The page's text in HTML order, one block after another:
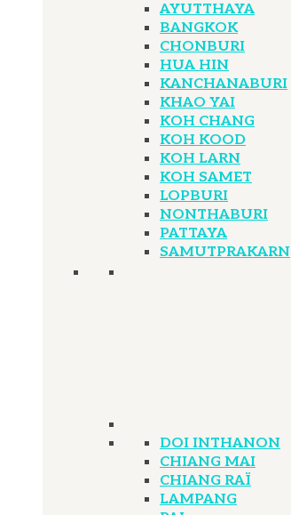
AYUTTHAYA
BANGKOK
CHONBURI
HUA HIN
KANCHANABURI
KHAO YAI
KOH CHANG
KOH KOOD
KOH LARN
KOH SAMET
LOPBURI
NONTHABURI
PATTAYA
SAMUTPRAKARN
DOI INTHANON
CHIANG MAI
CHIANG RAÏ
LAMPANG